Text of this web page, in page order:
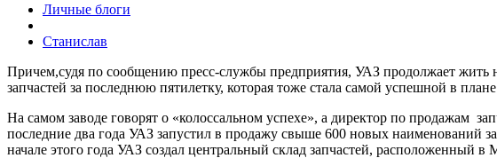
Личные блоги
Станислав
Причем,судя по сообщению пресс-службы предприятия, УАЗ продолжает жить
запчастей за последнюю пятилетку, которая тоже стала самой успешной в
На самом заводе говорят о «колоссальном успехе», а директор по продажам
последние два года УАЗ запустил в продажу свыше 600 новых наименований
начале этого года УАЗ создал центральный склад запчастей, расположенный в